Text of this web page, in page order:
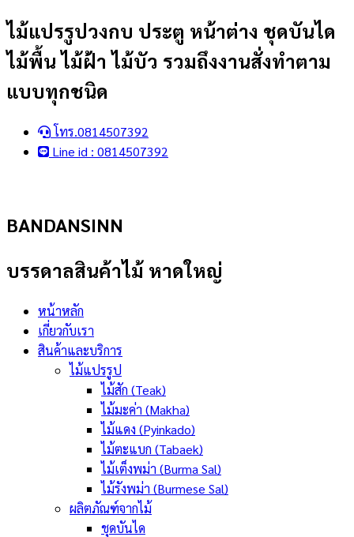
Skip
content
ไม้แปรรูปวงกบ ประตู หน้าต่าง ชุดบันได
ไม้พื้น ไม้ฝ้า ไม้บัว รวมถึงงานสั่งทำตาม
แบบทุกชนิด
โทร.0814507392
Line id : 0814507392
BANDANSINN
บรรดาลสินค้าไม้ หาดใหญ่
หน้าหลัก
เกี่ยวกับเรา
สินค้าและบริการ
ไม้แปรรูป
ไม้สัก (Teak)
ไม้มะค่า (Makha)
ไม้แดง (Pyinkado)
ไม้ตะแบก (Tabaek)
ไม้เต็งพม่า (Burma Sal)
ไม้รังพม่า (Burmese Sal)
ผลิตภัณฑ์จากไม้
ชุดบันได